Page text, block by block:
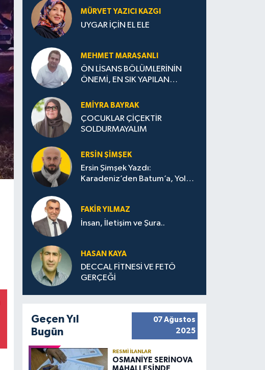
MÜRVET YAZICI KAZGI
UYGAR İÇİN EL ELE
MEHMET MARAŞANLI
ÖN LİSANS BÖLÜMLERİNİN
ÖNEMİ, EN SIK YAPILAN
STRATEJİLERİ
EMIYRA BAYRAK
ÇOCUKLAR ÇİÇEKTİR
SOLDURMAYALIM
ERSIN ŞIMŞEK
Ersin Şimşek Yazdı:
Karadeniz’den Batum’a, Yolun
FAKIR YILMAZ
İnsan, İletişim ve Şura..
HASAN KAYA
DECCAL FİTNESİ VE FETÖ
GERÇEĞİ
Geçen Yıl
Bugün
07 Ağustos
2025
RESMI İLANLAR
OSMANİYE SERİNOVA
MAHALLESİNDE